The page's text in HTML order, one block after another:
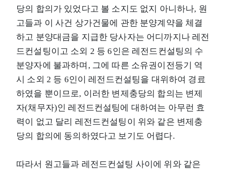
당의 합의가 있었다고 볼 소지도 없지 아니하나, 원
고들과 이 사건 상가건물에 관한 분양계약을 체결
하고 분양대금을 지급한 당사자는 어디까지나 레전
드컨설팅이고 소외 2 등 6인은 레전드컨설팅의 수
분양자에 불과하며, 그에 따른 소유권이전등기 역
시 소외 2 등 6인이 레전드컨설팅을 대위하여 경료
하였을 뿐이므로, 이러한 변제충당의 합의는 변제
자(채무자)인 레전드컨설팅에 대하여는 아무런 효
력이 없고 달리 레전드컨설팅이 위와 같은 변제충
당의 합의에 동의하였다고 보기도 어렵다.
따라서 원고들과 레전드컨설팅 사이에 위와 같은